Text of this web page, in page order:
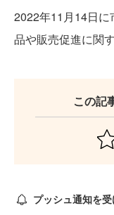
2022年11月14日に
品や販売促進に関
この記
プッシュ通知を